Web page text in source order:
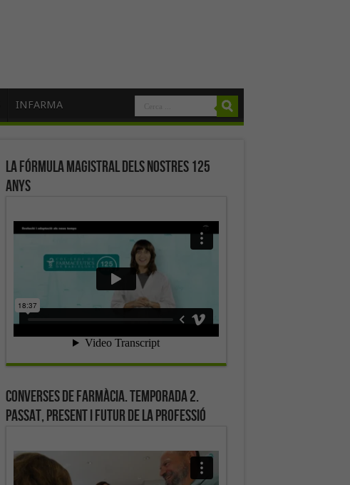
INFARMA
La fórmula magistral dels nostres 125
anys
Converses de farmàcia. Temporada 2.
Passat, present i futur de la professió